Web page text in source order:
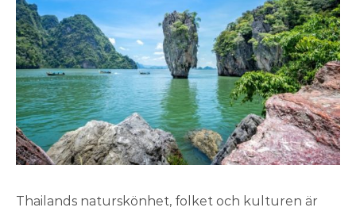
Thailands naturskönhet, folket och kulturen är